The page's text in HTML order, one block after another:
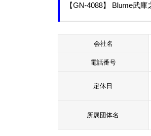
【GN-4088】 Blume武
会社名
電話番号
定休日
所属団体名